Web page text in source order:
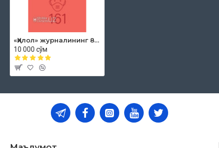
JANNAT RAYHONLARI
Vaboning hikoyasi
АҚЛ ЧАРХИ
«Жумбоқ» бошқотирмаси
УЛУҒЛАР ШУНДАЙ ЯШАГАН
Тўёнага қурилган масжид
«Ҳилол» журналининг 8 (65)-сони
10 000 сўм